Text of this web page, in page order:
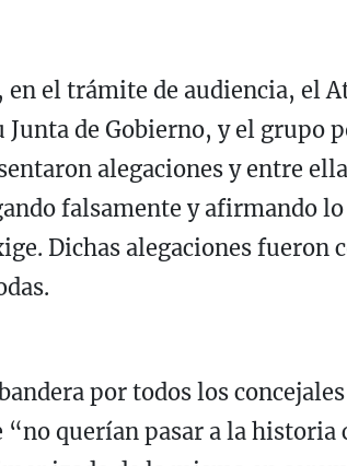
en el trámite de audiencia, el
Junta de Gobierno, y el grupo
alegaciones y entre
falsamente y afirmando
Dichas alegaciones fueron
por todos los
“no querían pasar a la historia